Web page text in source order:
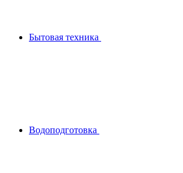
Бытовая техника
Водоподготовка